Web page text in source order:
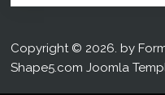
Copyright © 2026. by
Shape5.comJoomla